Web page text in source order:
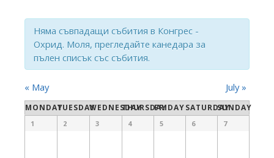
Няма съвпадащи събития в Конгрес -
Охрид. Моля, прегледайте канедара за
пълен списък със събития.
« May July »
Календар
на
Календар
MONDAYTUESDAYWEDNESDAYTHURSDAYFRIDAYSATURDAYSUNDAY
1 2 3 4 5 6 7